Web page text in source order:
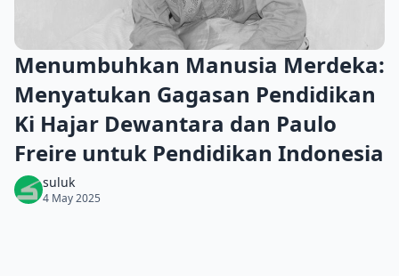
Menumbuhkan Manusia Merdeka:
Menyatukan Gagasan Pendidikan
Ki Hajar Dewantara dan Paulo
Freire untuk Pendidikan Indonesia
suluk
4 May 2025